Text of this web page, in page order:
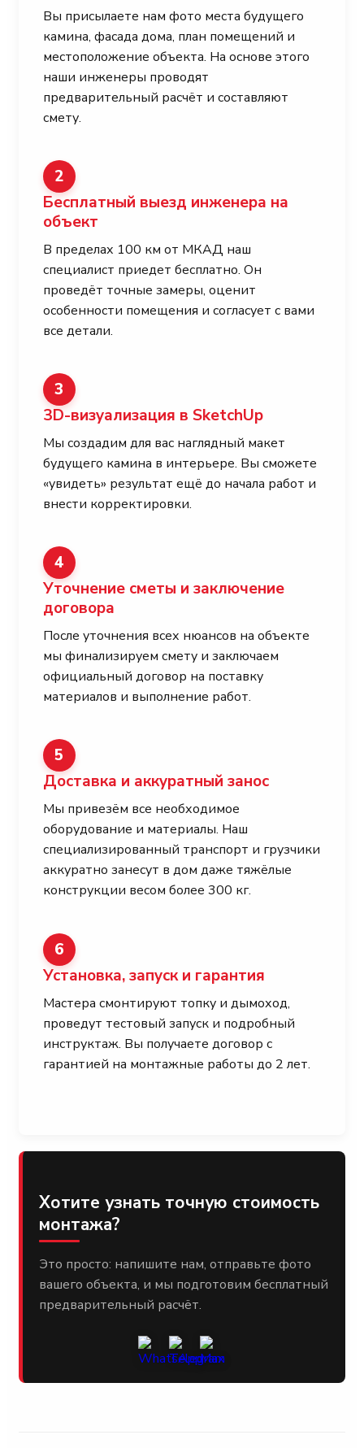
Вы присылаете нам фото места будущего
камина, фасада дома, план помещений и
местоположение объекта. На основе этого
наши инженеры проводят
предварительный расчёт и составляют
смету.
2
Бесплатный выезд инженера на
объект
В пределах 100 км от МКАД наш
специалист приедет бесплатно. Он
проведёт точные замеры, оценит
особенности помещения и согласует с вами
все детали.
3
3D-визуализация в SketchUp
Мы создадим для вас наглядный макет
будущего камина в интерьере. Вы сможете
«увидеть» результат ещё до начала работ и
внести корректировки.
4
Уточнение сметы и заключение
договора
После уточнения всех нюансов на объекте
мы финализируем смету и заключаем
официальный договор на поставку
материалов и выполнение работ.
5
Доставка и аккуратный занос
Мы привезём все необходимое
оборудование и материалы. Наш
специализированный транспорт и грузчики
аккуратно занесут в дом даже тяжёлые
конструкции весом более 300 кг.
6
Установка, запуск и гарантия
Мастера смонтируют топку и дымоход,
проведут тестовый запуск и подробный
инструктаж. Вы получаете договор с
гарантией на монтажные работы до 2 лет.
Хотите узнать точную стоимость
монтажа?
Это просто: напишите нам, отправьте фото
вашего объекта, и мы подготовим бесплатный
предварительный расчёт.